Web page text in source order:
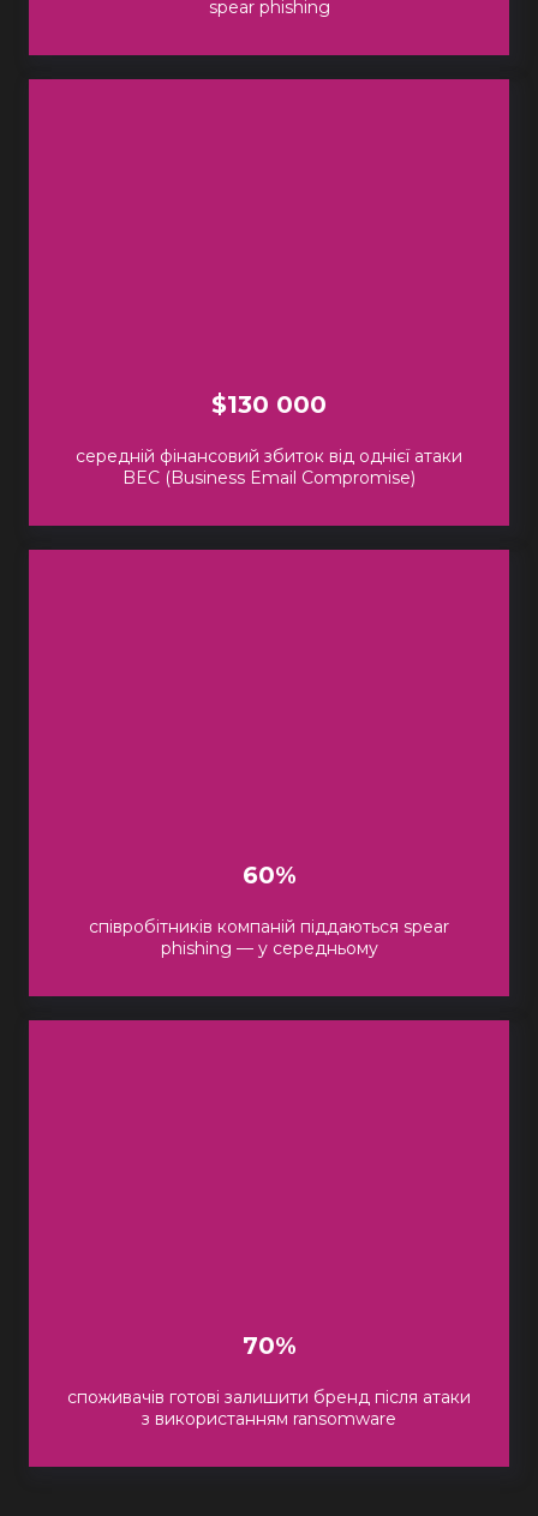
spear phishing
$130 000
середній фінансовий збиток від однієї атаки
BEC (Business Email Compromise)
60%
співробітників компаній піддаються spear
phishing — у середньому
70%
споживачів готові залишити бренд після атаки
з використанням ransomware